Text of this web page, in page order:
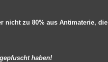
nicht zu 80% aus Antimaterie,
haben!